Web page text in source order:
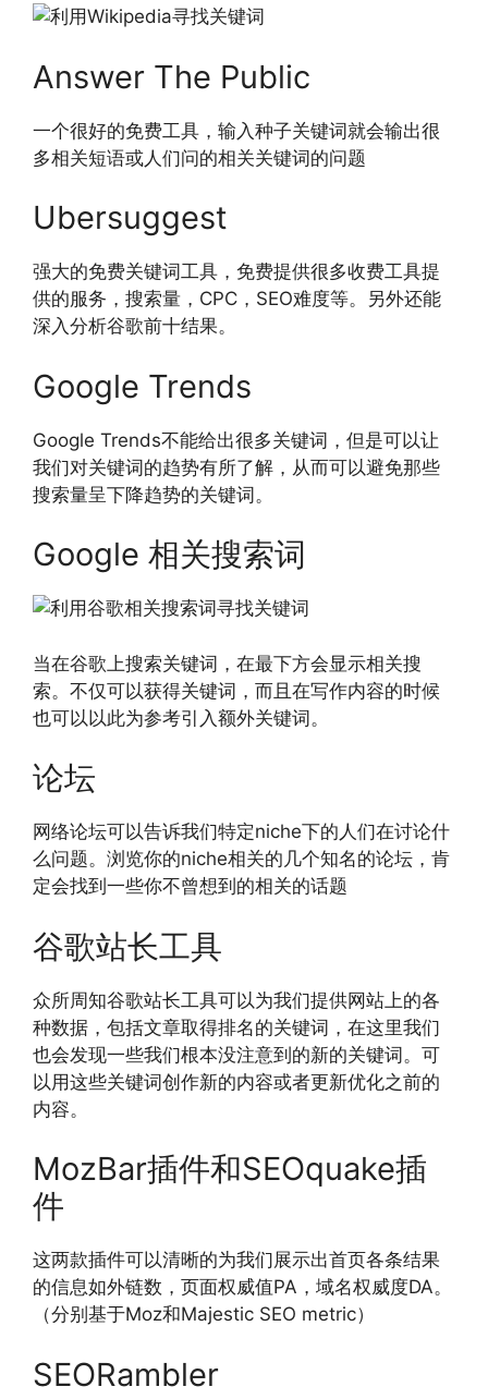
Answer The Public
一个很好的免费工具，输入种子关键词就会输出很
多相关短语或人们问的相关关键词的问题
Ubersuggest
强大的免费关键词工具，免费提供很多收费工具提
供的服务，搜索量，CPC，SEO难度等。另外还能
深入分析谷歌前十结果。
Google Trends
Google Trends不能给出很多关键词，但是可以让
我们对关键词的趋势有所了解，从而可以避免那些
搜索量呈下降趋势的关键词。
Google 相关搜索词
当在谷歌上搜索关键词，在最下方会显示相关搜
索。不仅可以获得关键词，而且在写作内容的时候
也可以以此为参考引入额外关键词。
论坛
网络论坛可以告诉我们特定niche下的人们在讨论什
么问题。浏览你的niche相关的几个知名的论坛，肯
定会找到一些你不曾想到的相关的话题
谷歌站长工具
众所周知谷歌站长工具可以为我们提供网站上的各
种数据，包括文章取得排名的关键词，在这里我们
也会发现一些我们根本没注意到的新的关键词。可
以用这些关键词创作新的内容或者更新优化之前的
内容。
MozBar插件和SEOquake插
件
这两款插件可以清晰的为我们展示出首页各条结果
的信息如外链数，页面权威值PA，域名权威度DA。
（分别基于Moz和Majestic SEO metric）
SEORambler